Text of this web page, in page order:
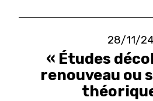
28/11/24
« Études
renouveau ou